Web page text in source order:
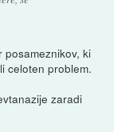
ki
celoten problem.
zaradi